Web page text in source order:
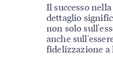
Il successo
dettaglio
non solo
anche
fidelizzazione